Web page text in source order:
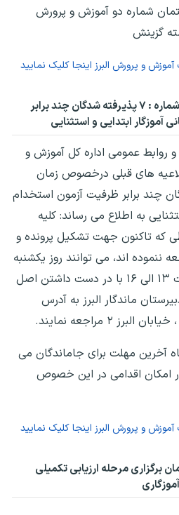
شماره دو آموزش و پرورش
گزینش
و پرورش البرز اینجا کلیک نمایید
خبر ۵ خرداد ۱۴۰۳-اطلاعیه شماره : ۷ پذیرفته شدگان چند برابر
آموزگار ابتدایی و استثنایی
و روابط عمومی اداره کل آموزش و
های قبلی درخصوص زمان
چند برابر ظرفیت آزمون استخدام
به اطلاع می رساند: کلیه
که تاکنون جهت تشکیل پرونده و
اند، می توانند روز یکشنبه
مورخ ۱۴۰۳/۰۳/۰۶ از ساعت ۱۳ الی ۱۶ با در دست داشتن اصل
ماندگار البرز به آدرس
۲ مراجعه نمایند.
آخرین مهلت برای جاماندگان می
امکان اقدامی در این خصوص
و پرورش البرز اینجا کلیک نمایید
تعویق زمان برگزاری مرحله ارزیابی تکمیلی